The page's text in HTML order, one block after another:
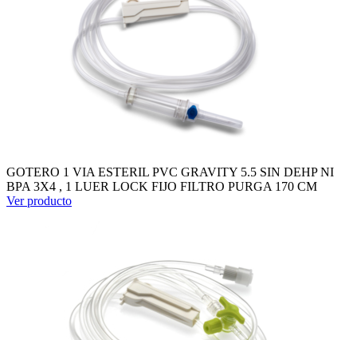
GOTERO 1 VIA ESTERIL PVC GRAVITY 5.5 SIN DEHP NI
BPA 3X4 , 1 LUER LOCK FIJO FILTRO PURGA 170 CM
Ver producto